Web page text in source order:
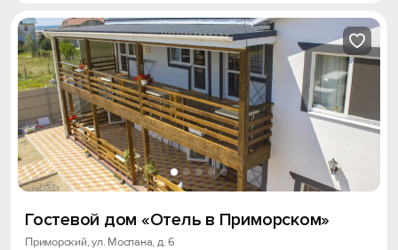
Гостевой дом «Отель в Приморском»
Приморский, ул. Моспана, д. 6